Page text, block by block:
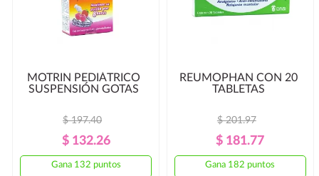
MOTRIN PEDIÁTRICO
SUSPENSIÓN GOTAS
Precio
Regular
$ 197.40
Precio
$ 132.26
Gana 132 puntos
REUMOPHAN CON 20
TABLETAS
Precio
Regular
$ 201.97
Precio
$ 181.77
Gana 182 puntos